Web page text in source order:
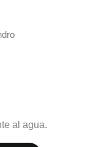
al agua.